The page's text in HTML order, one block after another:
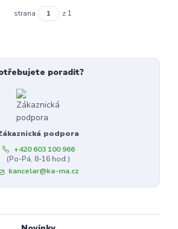
strana z 1
poradit?
podpora
+420 603 100 966
(Po-Pá, 8-16 hod.)
kancelar@ka-ma.cz